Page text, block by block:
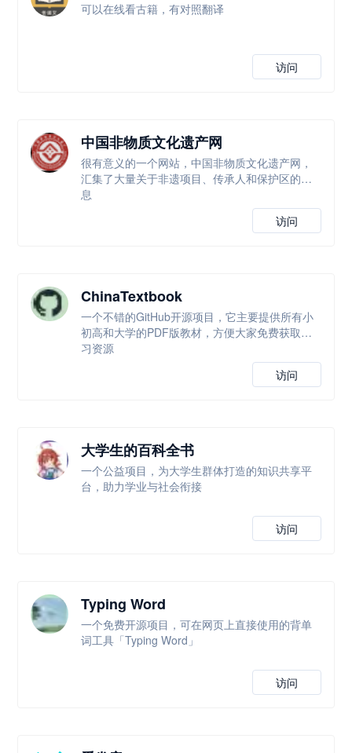
可以在线看古籍，有对照翻译
访问
中国非物质文化遗产网
很有意义的一个网站，中国非物质文化遗产网，
汇集了大量关于非遗项目、传承人和保护区的信
息
访问
ChinaTextbook
一个不错的GitHub开源项目，它主要提供所有小
初高和大学的PDF版教材，方便大家免费获取学
习资源
访问
大学生的百科全书
一个公益项目，为大学生群体打造的知识共享平
台，助力学业与社会衔接
访问
Typing Word
一个免费开源项目，可在网页上直接使用的背单
词工具「Typing Word」
访问